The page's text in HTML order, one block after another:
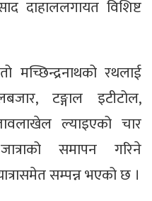
दाहाललगायत विशिष्ट
मच्छिन्द्रनाथको रथलाई
टङ्गाल इटीटोल,
ल्याइएको चार
समापन गरिने
सम्पन्न भएको छ ।